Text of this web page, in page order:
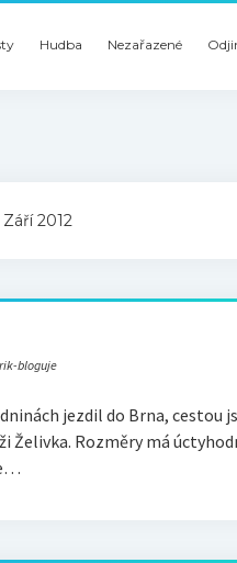
Hudba Nezařazené
2012
bloguje
jezdil do Brna, cestou
Želivka. Rozměry má